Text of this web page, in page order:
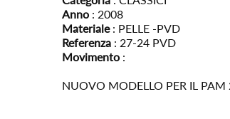
Anno: 2008
Materiale: PELLE -PVD
Referenza: 27-24 PVD
Movimento:
NUOVO MODELLO PER IL PAM